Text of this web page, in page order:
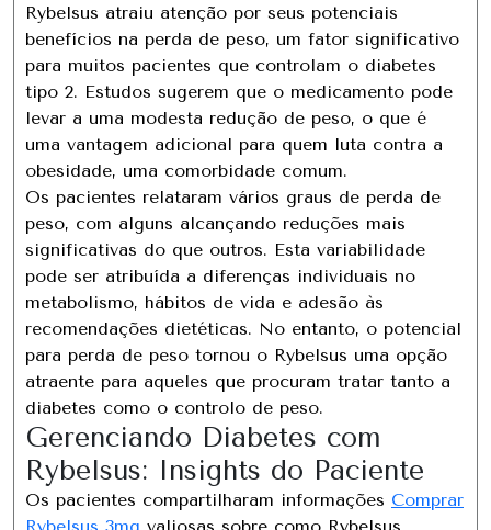
Rybelsus atraiu atenção por seus potenciais
benefícios na perda de peso, um fator significativo
para muitos pacientes que controlam o diabetes
tipo 2. Estudos sugerem que o medicamento pode
levar a uma modesta redução de peso, o que é
uma vantagem adicional para quem luta contra a
obesidade, uma comorbidade comum.
Os pacientes relataram vários graus de perda de
peso, com alguns alcançando reduções mais
significativas do que outros. Esta variabilidade
pode ser atribuída a diferenças individuais no
metabolismo, hábitos de vida e adesão às
recomendações dietéticas. No entanto, o potencial
para perda de peso tornou o Rybelsus uma opção
atraente para aqueles que procuram tratar tanto a
diabetes como o controlo de peso.
Gerenciando Diabetes com
Rybelsus: Insights do Paciente
Os pacientes compartilharam informações Comprar